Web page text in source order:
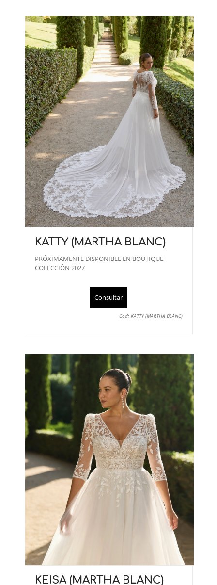
KATTY (MARTHA BLANC)
PRÓXIMAMENTE DISPONIBLE EN BOUTIQUE
COLECCIÓN 2027
Consultar
Cod: KATTY (MARTHA BLANC)
KEISA (MARTHA BLANC)